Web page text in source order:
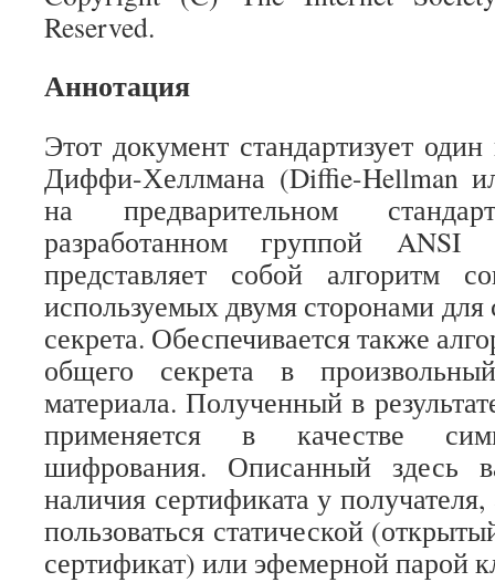
Reserved.
Аннотация
Этот документ стандартизует
Диффи-Хеллмана (Diffie-Hellman
на предварительном
разработанном группой
представляет собой алгоритм
используемых двумя сторонами для
секрета. Обеспечивается также
общего секрета в
материала. Полученный в
применяется в качестве
шифрования. Описанный здесь
наличия сертификата у
пользоваться статической
сертификат) или эфемерной парой